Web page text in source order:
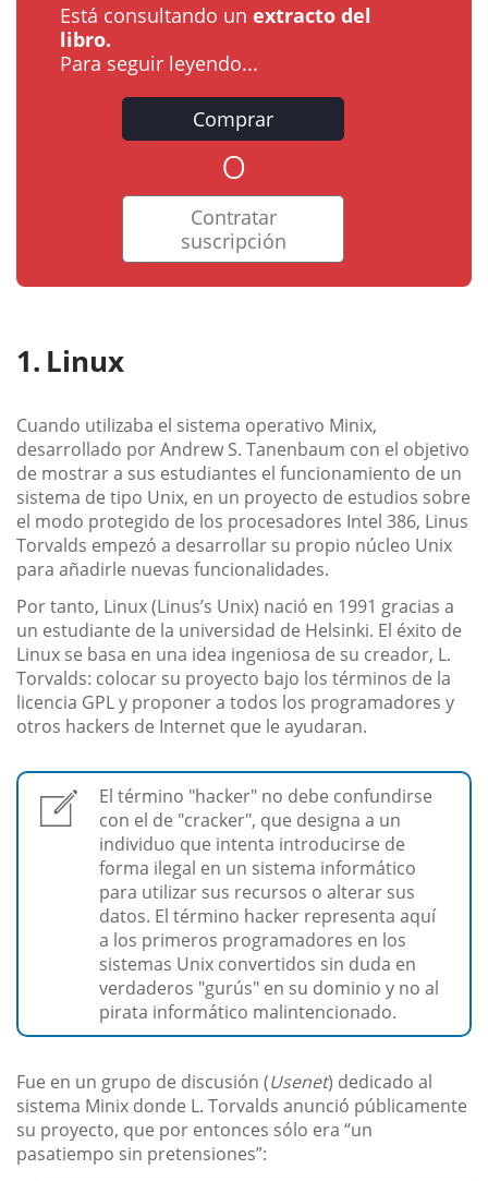
Está consultando un extracto del
libro.
Para seguir leyendo...
Comprar
o
Contratar
suscripción
Linux
Cuando utilizaba el sistema operativo Minix,
desarrollado por Andrew S. Tanenbaum con el objetivo
de mostrar a sus estudiantes el funcionamiento de un
sistema de tipo Unix, en un proyecto de estudios sobre
el modo protegido de los procesadores Intel 386, Linus
Torvalds empezó a desarrollar su propio núcleo Unix
para añadirle nuevas funcionalidades.
Por tanto, Linux (Linus’s Unix) nació en 1991 gracias a
un estudiante de la universidad de Helsinki. El éxito de
Linux se basa en una idea ingeniosa de su creador, L.
Torvalds: colocar su proyecto bajo los términos de la
licencia GPL y proponer a todos los programadores y
otros hackers de Internet que le ayudaran.
El término "hacker" no debe confundirse
con el de "cracker", que designa a un
individuo que intenta introducirse de
forma ilegal en un sistema informático
para utilizar sus recursos o alterar sus
datos. El término hacker representa aquí
a los primeros programadores en los
sistemas Unix convertidos sin duda en
verdaderos "gurús" en su dominio y no al
pirata informático malintencionado.
Fue en un grupo de discusión (Usenet) dedicado al
sistema Minix donde L. Torvalds anunció públicamente
su proyecto, que por entonces sólo era “un
pasatiempo sin pretensiones”: